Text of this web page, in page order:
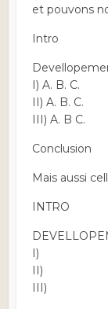
et pouvons
Intro
I) A. B. C.
II) A. B. C.
III) A. B C.
Conclusion
Mais aussi
INTRO
I)
II)
III)